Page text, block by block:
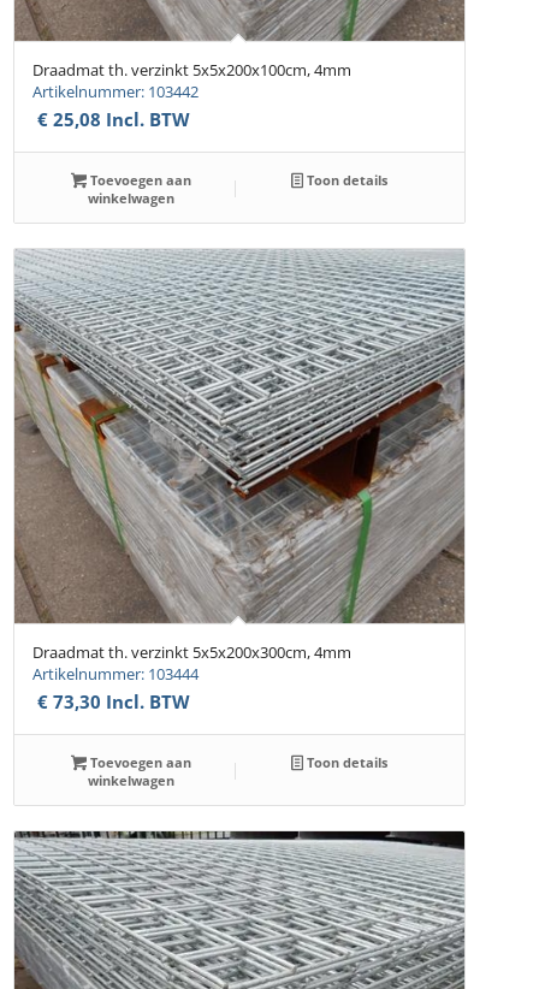
Draadmat th. verzinkt 5x5x200x100cm, 4mm
Artikelnummer: 103442
€ 25,08 Incl. BTW
Toevoegen aan
winkelwagen
Toon details
Draadmat th. verzinkt 5x5x200x300cm, 4mm
Artikelnummer: 103444
€ 73,30 Incl. BTW
Toevoegen aan
winkelwagen
Toon details